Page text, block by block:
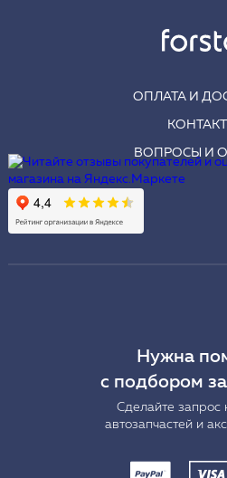
ОПЛАТА И
ВОПРОСЫ И
Нужна
с подбором
Сделайте запрос
автозапчастей и